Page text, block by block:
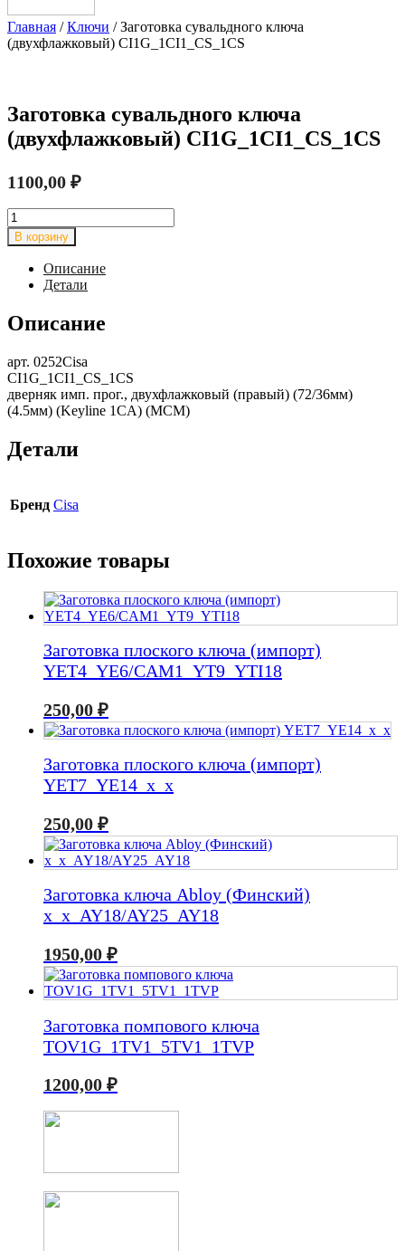
Главная /Ключи / Заготовка сувальдного ключа
(двухфлажковый) CI1G_1CI1_CS_1CS
Заготовка сувальдного ключа
(двухфлажковый) CI1G_1CI1_CS_1CS
1100,00 ₽
Количество
товара
Заготовка
сувальдного
ключа
(двухфлажковый)
CI1G_1CI1_CS_1CS
В корзину
Описание
Детали
Описание
арт. 0252Cisa
CI1G_1CI1_CS_1CS
дверняк имп. прог., двухфлажковый (правый) (72/36мм)
(4.5мм) (Keyline 1CA) (MCM)
Детали
Бренд Cisa
Похожие товары
Заготовка плоского ключа (импорт)
YET4_YE6/CAM1_YT9_YTI18
250,00 ₽
Заготовка плоского ключа (импорт)
YET7_YE14_x_x
250,00 ₽
Заготовка ключа Abloy (Финский)
x_x_AY18/AY25_AY18
1950,00 ₽
Заготовка помпового ключа
TOV1G_1TV1_5TV1_1TVP
1200,00 ₽